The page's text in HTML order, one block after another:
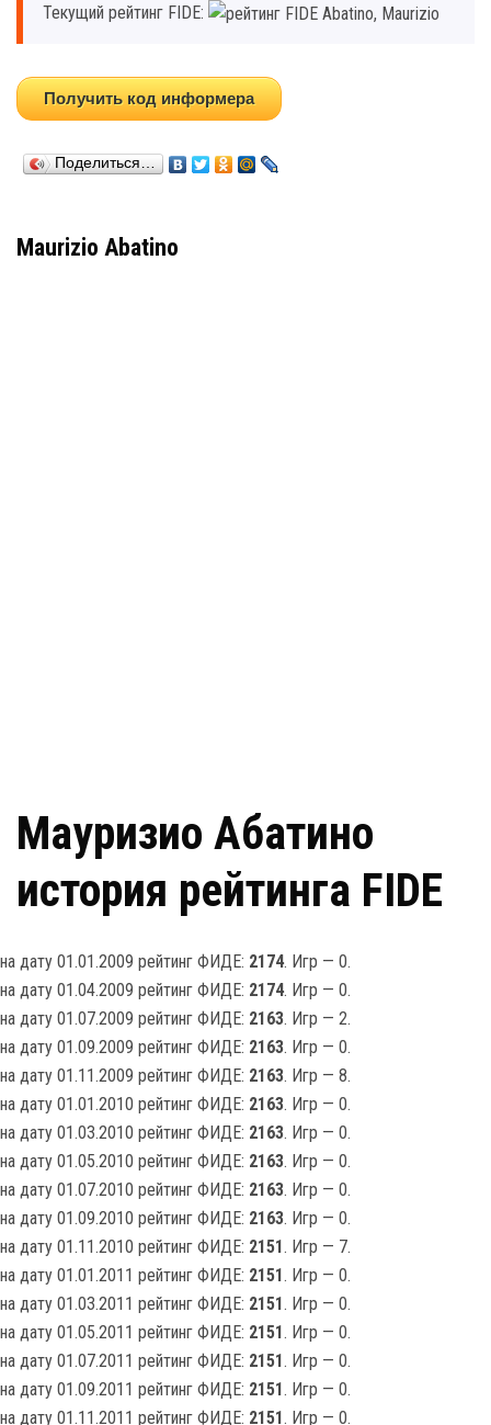
Текущий рейтинг FIDE:
Получить код информера
Поделиться…
Maurizio Abatino
Мауризио Абатино
история рейтинга FIDE
на дату 01.01.2009 рейтинг ФИДЕ: 2174. Игр — 0.
на дату 01.04.2009 рейтинг ФИДЕ: 2174. Игр — 0.
на дату 01.07.2009 рейтинг ФИДЕ: 2163. Игр — 2.
на дату 01.09.2009 рейтинг ФИДЕ: 2163. Игр — 0.
на дату 01.11.2009 рейтинг ФИДЕ: 2163. Игр — 8.
на дату 01.01.2010 рейтинг ФИДЕ: 2163. Игр — 0.
на дату 01.03.2010 рейтинг ФИДЕ: 2163. Игр — 0.
на дату 01.05.2010 рейтинг ФИДЕ: 2163. Игр — 0.
на дату 01.07.2010 рейтинг ФИДЕ: 2163. Игр — 0.
на дату 01.09.2010 рейтинг ФИДЕ: 2163. Игр — 0.
на дату 01.11.2010 рейтинг ФИДЕ: 2151. Игр — 7.
на дату 01.01.2011 рейтинг ФИДЕ: 2151. Игр — 0.
на дату 01.03.2011 рейтинг ФИДЕ: 2151. Игр — 0.
на дату 01.05.2011 рейтинг ФИДЕ: 2151. Игр — 0.
на дату 01.07.2011 рейтинг ФИДЕ: 2151. Игр — 0.
на дату 01.09.2011 рейтинг ФИДЕ: 2151. Игр — 0.
на дату 01.11.2011 рейтинг ФИДЕ: 2151. Игр — 0.